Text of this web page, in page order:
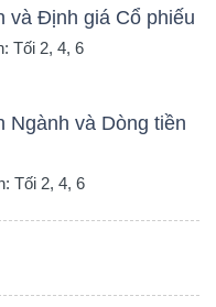
và Định giá Cổ phiếu
Tối 2, 4, 6
Ngành và Dòng tiền
Tối 2, 4, 6